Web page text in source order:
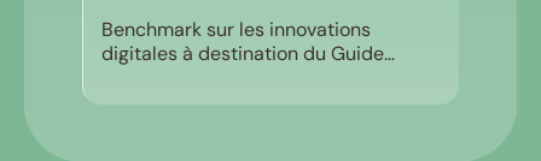
Benchmark sur les innovations
digitales à destination du Guide